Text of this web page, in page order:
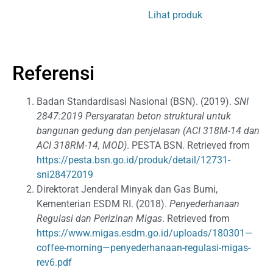
5
out of 5
Lihat produk
Referensi
Badan Standardisasi Nasional (BSN). (2019). SNI
2847:2019 Persyaratan beton struktural untuk
bangunan gedung dan penjelasan (ACI 318M-14 dan
ACI 318RM-14, MOD). PESTA BSN. Retrieved from
https://pesta.bsn.go.id/produk/detail/12731-
sni28472019
Direktorat Jenderal Minyak dan Gas Bumi,
Kementerian ESDM RI. (2018). Penyederhanaan
Regulasi dan Perizinan Migas. Retrieved from
https://www.migas.esdm.go.id/uploads/180301—
coffee-morning—penyederhanaan-regulasi-migas-
rev6.pdf